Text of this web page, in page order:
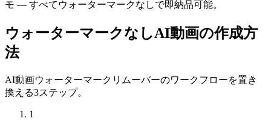
モ — すべてウォーターマークなしで即納品可能。
ウォーターマークなしAI動画の作成方
法
AI動画ウォーターマークリムーバーのワークフローを置き
換える3ステップ。
1